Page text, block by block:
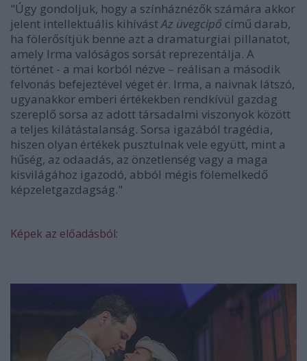
"Úgy gondoljuk, hogy a színháznézők számára akkor
jelent intellektuális kihívástAz üvegcipő című darab,
ha fölerősítjük benne azt a dramaturgiai pillanatot,
amely Irma valóságos sorsát reprezentálja. A
történet - a mai korból nézve – reálisan a második
felvonás befejeztével véget ér. Irma, a naivnak látszó,
ugyanakkor emberi értékekben rendkívül gazdag
szereplő sorsa az adott társadalmi viszonyok között
a teljes kilátástalanság. Sorsa igazából tragédia,
hiszen olyan értékek pusztulnak vele együtt, mint a
hűség, az odaadás, az önzetlenség vagy a maga
kisvilágához igazodó, abból mégis fölemelkedő
képzeletgazdagság."
Képek az előadásból: